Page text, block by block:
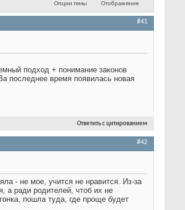
Опции темы Отображение
#41
подход + понимание законов
последнее время появилась новая
Ответить с цитированием
#42
- не мое, учится не нравится. Из-за
а ради родителей, чтоб их не
пошла туда, где проще будет